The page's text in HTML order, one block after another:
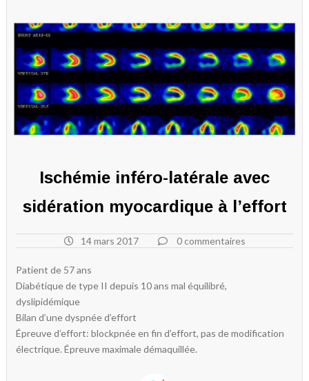
Ischémie inféro-latérale avec
sidération myocardique à l’effort
14 mars 2017 0 commentaires
Patient de 57 ans
Diabétique de type II depuis 10 ans mal équilibré,
dyslipidémique
Bilan d’une dyspnée d’effort
Épreuve d’effort: blockpnée en fin d’effort, pas de modification
électrique. Épreuve maximale démaquillée.